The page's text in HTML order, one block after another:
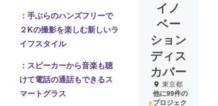
：手ぶらのハンズフリーで
２Kの撮影を楽しむ新しいラ
イフスタイル
：スピーカーから音楽も聴
けて電話の通話もできるス
マートグラス
イノ
ベー
ション
ディス
カバー
東京都
他に99件の
プロジェク